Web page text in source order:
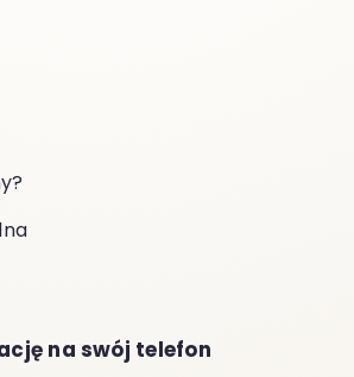
na swój telefon